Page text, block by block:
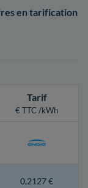
en tarification
Tarif
€ TTC /kWh
0,2127 €